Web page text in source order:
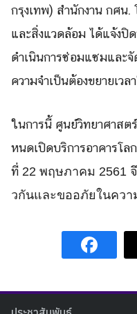
Search
กรุงเทพ) สำนักงาน กศ
และสิ่งแวดล้อม ได้แจ้งปิ
ดำเนินการซ่อมแซมและจั
ความจำเป็นต้องขยายเว
ในการนี้ ศูนย์วิทยาศาสต
หนดเปิดบริการอาคารโล
ที่ 22 พฤษภาคม 2561
วกันและขออภัยในคว